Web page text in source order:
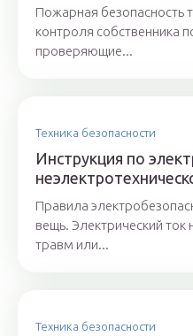
Пожарная безопасность
контроля
проверяющие...
Техника безопасности
Инструкция по
Правила
вещь. Электрический ток
травм или...
Техника безопасности